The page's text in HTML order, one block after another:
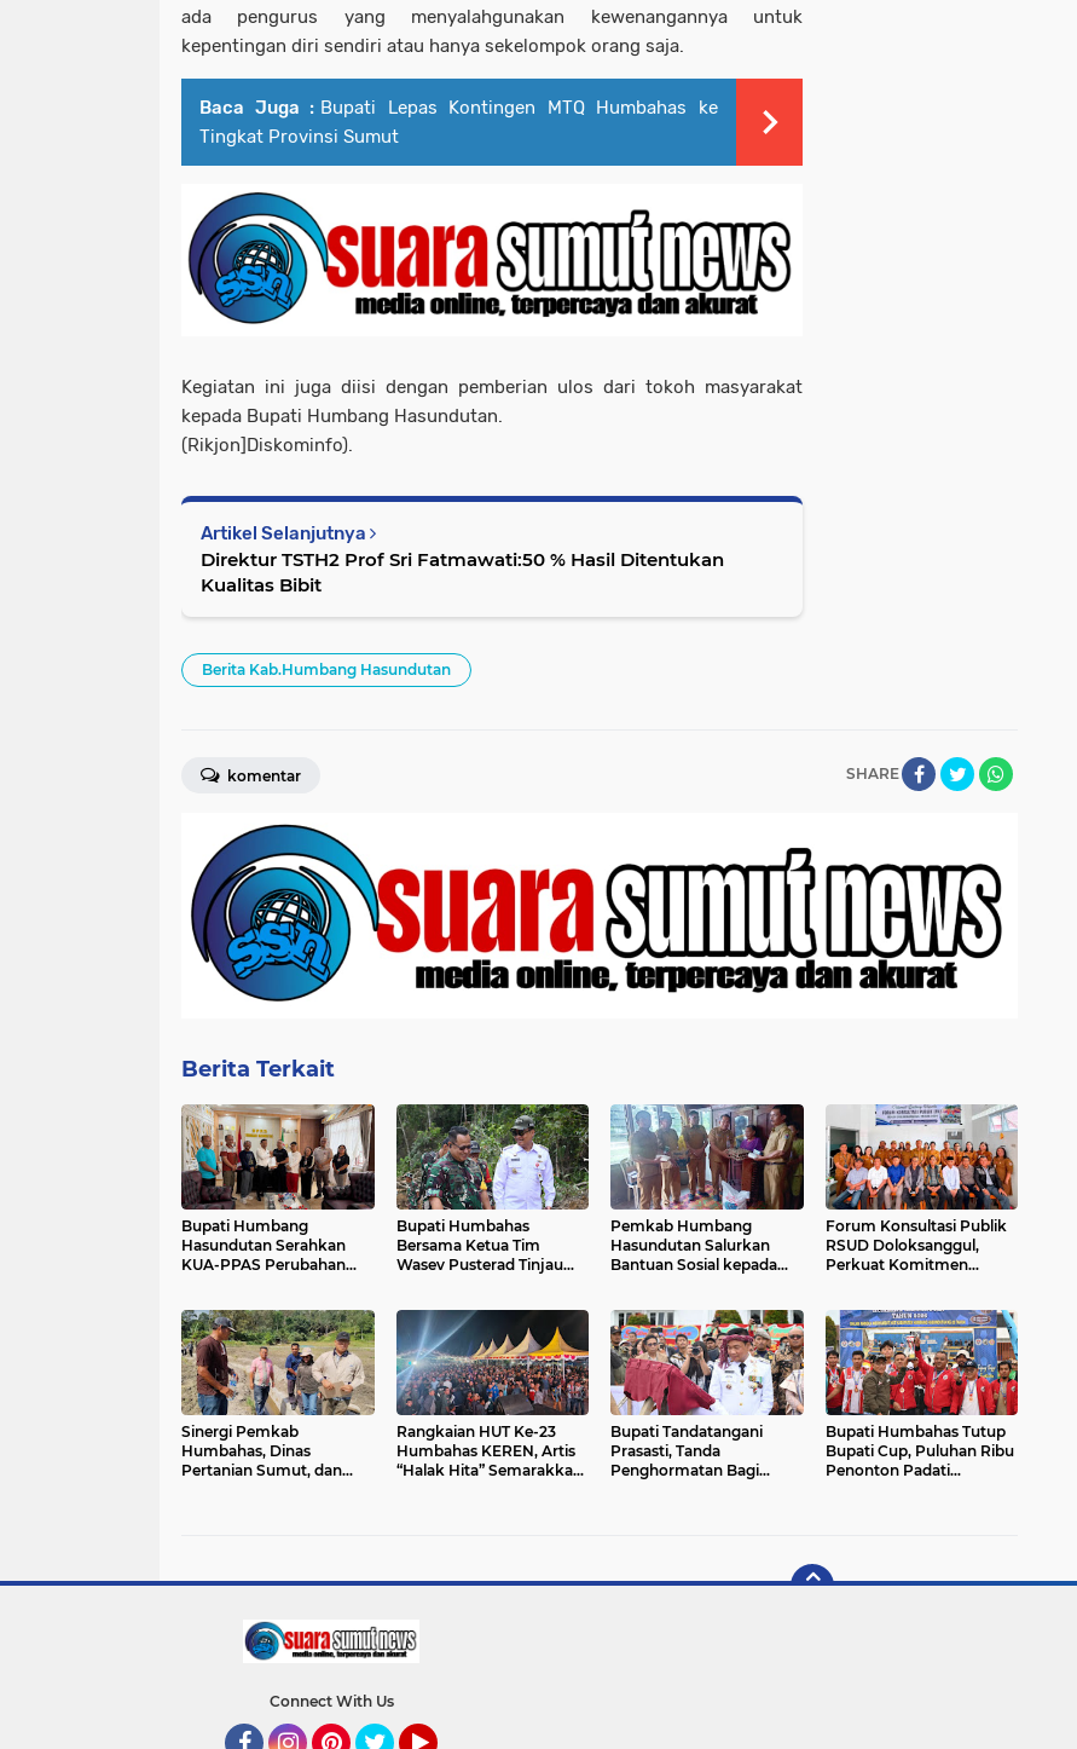
ada pengurus yang menyalahgunakan kewenangannya untuk
kepentingan diri sendiri atau hanya sekelompok orang saja.
Baca Juga : Bupati Lepas Kontingen MTQ Humbahas ke
Tingkat Provinsi Sumut
Kegiatan ini juga diisi dengan pemberian ulos dari tokoh masyarakat
kepada Bupati Humbang Hasundutan.
(Rikjon]Diskominfo).
Artikel Selanjutnya
Direktur TSTH2 Prof Sri Fatmawati:50 % Hasil Ditentukan
Kualitas Bibit
Berita Kab.Humbang Hasundutan
SHARE
komentar
Berita Terkait
Bupati Humbang
Hasundutan Serahkan
KUA-PPAS Perubahan
Bupati Humbahas
Bersama Ketua Tim
Wasev Pusterad Tinjau
Pemkab Humbang
Hasundutan Salurkan
Bantuan Sosial kepada
Forum Konsultasi Publik
RSUD Doloksanggul,
Perkuat Komitmen
Sinergi Pemkab
Humbahas, Dinas
Pertanian Sumut, dan
Rangkaian HUT Ke-23
Humbahas KEREN, Artis
“Halak Hita” Semarakkan
Bupati Tandatangani
Prasasti, Tanda
Penghormatan Bagi
Bupati Humbahas Tutup
Bupati Cup, Puluhan Ribu
Penonton Padati
Connect With Us